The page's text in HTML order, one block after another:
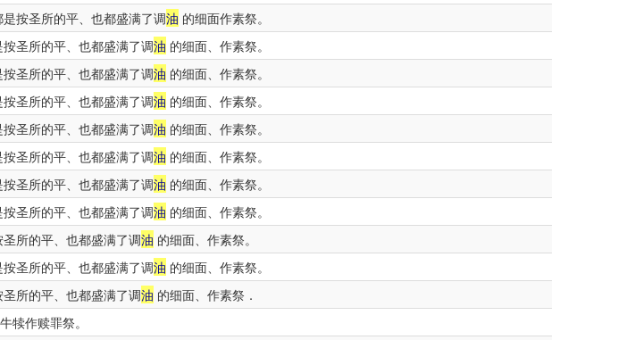
按圣所的平、也都盛满了调油 的细面作素祭。
圣所的平、也都盛满了调油 的细面、作素祭。
圣所的平、也都盛满了调油 的细面、作素祭。
圣所的平、也都盛满了调油 的细面、作素祭。
圣所的平、也都盛满了调油 的细面、作素祭。
圣所的平、也都盛满了调油 的细面、作素祭。
圣所的平、也都盛满了调油 的细面、作素祭。
圣所的平、也都盛满了调油 的细面、作素祭。
所的平、也都盛满了调油 的细面、作素祭。
圣所的平、也都盛满了调油 的细面、作素祭。
所的平、也都盛满了调油 的细面、作素祭．
犊作赎罪祭。